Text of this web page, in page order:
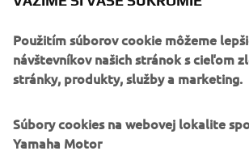
Použitím súborov cookie môžeme
návštevníkov našich stránok s cieľom
stránky, produkty, služby a marketing.
Súbory cookies na webovej lokalite
Yamaha Motor